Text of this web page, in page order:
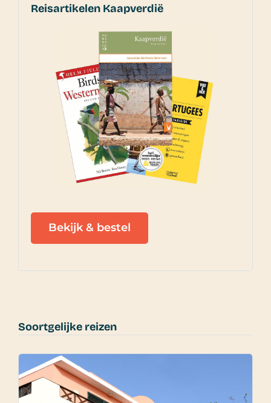
Reisartikelen Kaapverdië
Bekijk & bestel
Soortgelijke reizen